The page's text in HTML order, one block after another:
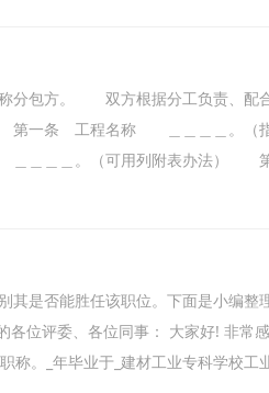
分包方。 双方根据分工负责、配
第一条 工程名称 ＿＿＿＿。（
＿。（可用列附表办法）
其是否能胜任该职位。下面是小编整
位评委、各位同事： 大家好! 非常
称。_年毕业于_建材工业专科学校工